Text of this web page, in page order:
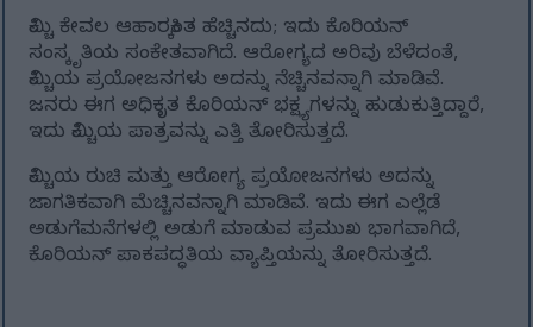
ಕಿಮ್ಚಿ ಕೇವಲ ಆಹಾರಕ್ಕಿಂತ ಹೆಚ್ಚಿನದು; ಇದು ಕೊರಿಯನ್
ಸಂಸ್ಕೃತಿಯ ಸಂಕೇತವಾಗಿದೆ. ಆರೋಗ್ಯದ ಅರಿವು ಬೆಳೆದಂತೆ,
ಕಿಮ್ಚಿಯ ಪ್ರಯೋಜನಗಳು ಅದನ್ನು ನೆಚ್ಚಿನವನ್ನಾಗಿ ಮಾಡಿವೆ.
ಜನರು ಈಗ ಅಧಿಕೃತ ಕೊರಿಯನ್ ಭಕ್ಷ್ಯಗಳನ್ನು ಹುಡುಕುತ್ತಿದ್ದಾರೆ,
ಇದು ಕಿಮ್ಚಿಯ ಪಾತ್ರವನ್ನು ಎತ್ತಿ ತೋರಿಸುತ್ತದೆ.
ಕಿಮ್ಚಿಯ ರುಚಿ ಮತ್ತು ಆರೋಗ್ಯ ಪ್ರಯೋಜನಗಳು ಅದನ್ನು
ಜಾಗತಿಕವಾಗಿ ಮೆಚ್ಚಿನವನ್ನಾಗಿ ಮಾಡಿವೆ. ಇದು ಈಗ ಎಲ್ಲೆಡೆ
ಅಡುಗೆಮನೆಗಳಲ್ಲಿ ಅಡುಗೆ ಮಾಡುವ ಪ್ರಮುಖ ಭಾಗವಾಗಿದೆ,
ಕೊರಿಯನ್ ಪಾಕಪದ್ಧತಿಯ ವ್ಯಾಪ್ತಿಯನ್ನು ತೋರಿಸುತ್ತದೆ.